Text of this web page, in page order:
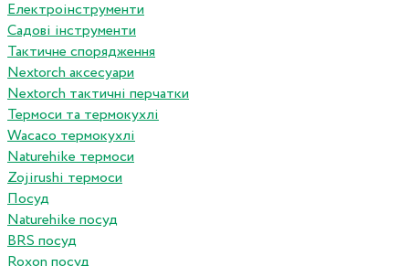
Електроінструменти
Садові інструменти
Тактичне спорядження
Nextorch аксесуари
Nextorch тактичні перчатки
Термоси та термокухлі
Wacaco термокухлі
Naturehike термоси
Zojirushi термоси
Посуд
Naturehike посуд
BRS посуд